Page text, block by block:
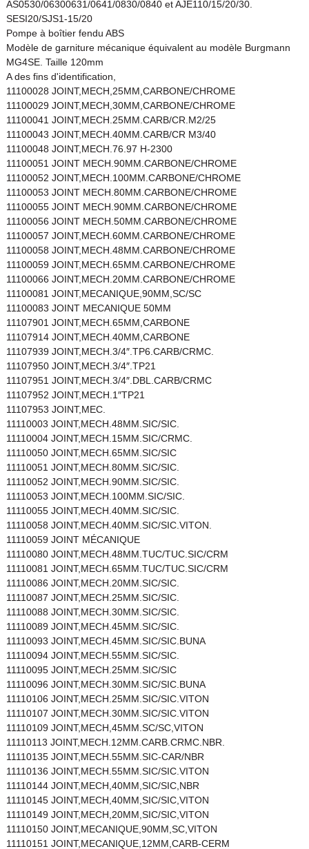
AS0530/06300631/0641/0830/0840 et AJE110/15/20/30.
SESI20/SJS1-15/20
Pompe à boîtier fendu ABS
Modèle de garniture mécanique équivalent au modèle Burgmann
MG4SE. Taille 120mm
A des fins d'identification,
11100028 JOINT,MECH,25MM,CARBONE/CHROME
11100029 JOINT,MECH,30MM,CARBONE/CHROME
11100041 JOINT,MECH.25MM.CARB/CR.M2/25
11100043 JOINT,MECH.40MM.CARB/CR M3/40
11100048 JOINT,MECH.76.97 H-2300
11100051 JOINT MECH.90MM.CARBONE/CHROME
11100052 JOINT,MECH.100MM.CARBONE/CHROME
11100053 JOINT MECH.80MM.CARBONE/CHROME
11100055 JOINT MECH.90MM.CARBONE/CHROME
11100056 JOINT MECH.50MM.CARBONE/CHROME
11100057 JOINT,MECH.60MM.CARBONE/CHROME
11100058 JOINT,MECH.48MM.CARBONE/CHROME
11100059 JOINT,MECH.65MM.CARBONE/CHROME
11100066 JOINT,MECH.20MM.CARBONE/CHROME
11100081 JOINT,MECANIQUE,90MM,SC/SC
11100083 JOINT MECANIQUE 50MM
11107901 JOINT,MECH.65MM,CARBONE
11107914 JOINT,MECH.40MM,CARBONE
11107939 JOINT,MECH.3/4″.TP6.CARB/CRMC.
11107950 JOINT,MECH.3/4″.TP21
11107951 JOINT,MECH.3/4″.DBL.CARB/CRMC
11107952 JOINT,MECH.1″TP21
11107953 JOINT,MEC.
11110003 JOINT,MECH.48MM.SIC/SIC.
11110004 JOINT,MECH.15MM.SIC/CRMC.
11110050 JOINT,MECH.65MM.SIC/SIC
11110051 JOINT,MECH.80MM.SIC/SIC.
11110052 JOINT,MECH.90MM.SIC/SIC.
11110053 JOINT,MECH.100MM.SIC/SIC.
11110055 JOINT,MECH.40MM.SIC/SIC.
11110058 JOINT,MECH.40MM.SIC/SIC.VITON.
11110059 JOINT MÉCANIQUE
11110080 JOINT,MECH.48MM.TUC/TUC.SIC/CRM
11110081 JOINT,MECH.65MM.TUC/TUC.SIC/CRM
11110086 JOINT,MECH.20MM.SIC/SIC.
11110087 JOINT,MECH.25MM.SIC/SIC.
11110088 JOINT,MECH.30MM.SIC/SIC.
11110089 JOINT,MECH.45MM.SIC/SIC.
11110093 JOINT,MECH.45MM.SIC/SIC.BUNA
11110094 JOINT,MECH.55MM.SIC/SIC.
11110095 JOINT,MECH.25MM.SIC/SIC
11110096 JOINT,MECH.30MM.SIC/SIC.BUNA
11110106 JOINT,MECH.25MM.SIC/SIC.VITON
11110107 JOINT,MECH.30MM.SIC/SIC.VITON
11110109 JOINT,MECH,45MM.SC/SC,VITON
11110113 JOINT,MECH.12MM.CARB.CRMC.NBR.
11110135 JOINT,MECH.55MM.SIC-CAR/NBR
11110136 JOINT,MECH.55MM.SIC/SIC.VITON
11110144 JOINT,MECH,40MM,SIC/SIC,NBR
11110145 JOINT,MECH,40MM,SIC/SIC,VITON
11110149 JOINT,MECH,20MM,SIC/SIC,VITON
11110150 JOINT,MECANIQUE,90MM,SC,VITON
11110151 JOINT,MECANIQUE,12MM,CARB-CERM